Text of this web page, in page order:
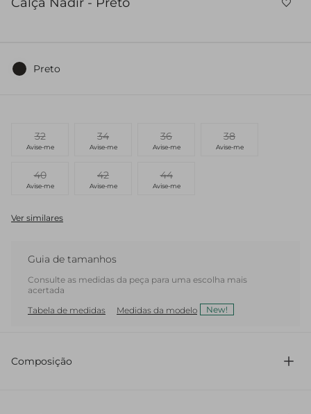
Preto
32
Avise-me
34
Avise-me
36
Avise-me
38
Avise-me
40
Avise-me
42
Avise-me
44
Avise-me
Ver similares
Guia de tamanhos
Consulte as medidas da peça para uma escolha mais
acertada
Tabela de medidas
Medidas da modelo New!
Composição